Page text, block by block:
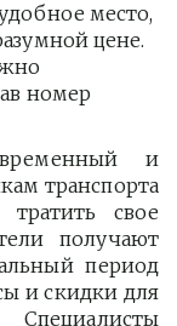
место,
цене.
номер
и
транспорта
свое
получают
период
и скидки для